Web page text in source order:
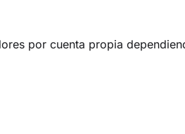
por cuenta propia